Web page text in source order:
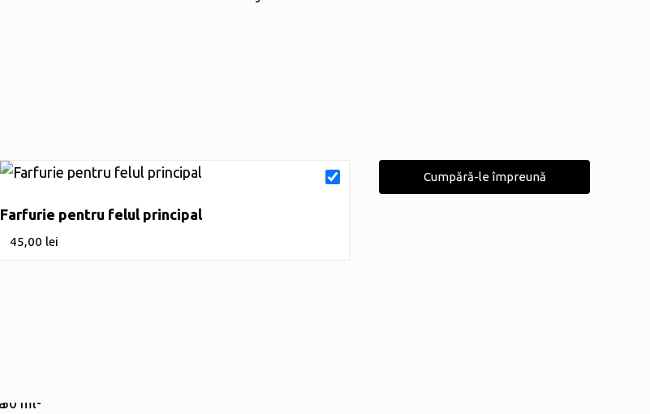
Farfurie pentru felul principal
45,00 lei
Cumpără-le împreună